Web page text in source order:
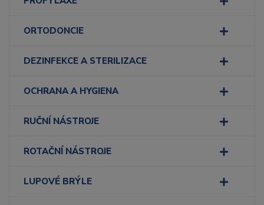
ORTODONCIE
DEZINFEKCE A STERILIZACE
OCHRANA A HYGIENA
RUČNÍ NÁSTROJE
ROTAČNÍ NÁSTROJE
LUPOVÉ BRÝLE